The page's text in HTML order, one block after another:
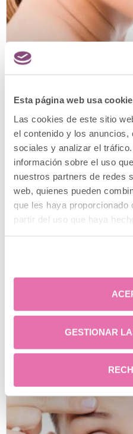
Esta página web usa
Las cookies de este sitio
el contenido y los anuncios,
sociales y analizar el
información sobre el uso
nuestros partners de redes
web, quienes pueden
que les haya proporcionado
partir del uso que haya
GESTIONAR
Cómo
cirugía
El cuello es una zona
en el envejecimiento
de las más
23 diciembre, 2025